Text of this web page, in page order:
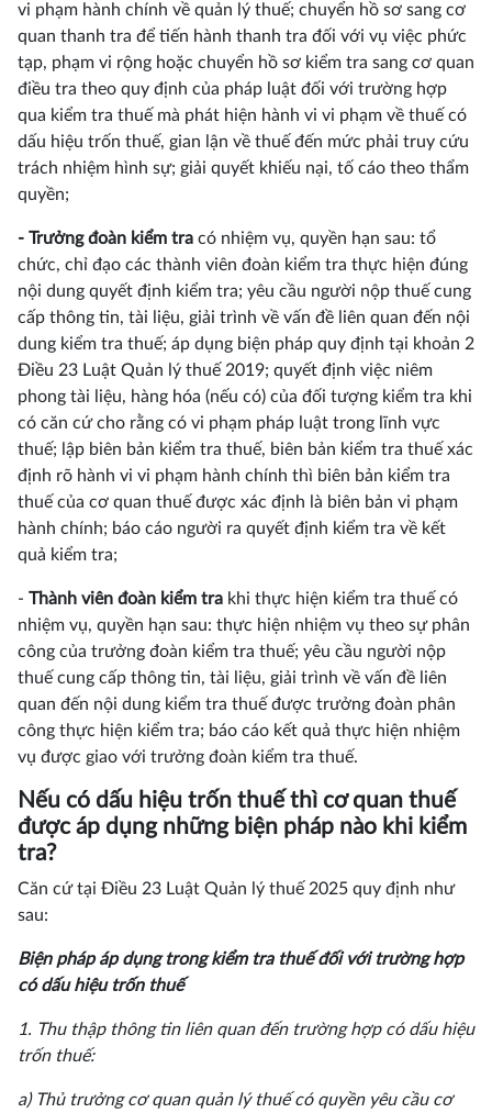
vi phạm hành chính về quản lý thuế; chuyển hồ sơ sang cơ
quan thanh tra để tiến hành thanh tra đối với vụ việc phức
tạp, phạm vi rộng hoặc chuyển hồ sơ kiểm tra sang cơ quan
điều tra theo quy định của pháp luật đối với trường hợp
qua kiểm tra thuế mà phát hiện hành vi vi phạm về thuế có
dấu hiệu trốn thuế, gian lận về thuế đến mức phải truy cứu
trách nhiệm hình sự; giải quyết khiếu nại, tố cáo theo thẩm
quyền;
- Trưởng đoàn kiểm tra có nhiệm vụ, quyền hạn sau: tổ
chức, chỉ đạo các thành viên đoàn kiểm tra thực hiện đúng
nội dung quyết định kiểm tra; yêu cầu người nộp thuế cung
cấp thông tin, tài liệu, giải trình về vấn đề liên quan đến nội
dung kiểm tra thuế; áp dụng biện pháp quy định tại khoản 2
Điều 23 Luật Quản lý thuế 2019; quyết định việc niêm
phong tài liệu, hàng hóa (nếu có) của đối tượng kiểm tra khi
có căn cứ cho rằng có vi phạm pháp luật trong lĩnh vực
thuế; lập biên bản kiểm tra thuế, biên bản kiểm tra thuế xác
định rõ hành vi vi phạm hành chính thì biên bản kiểm tra
thuế của cơ quan thuế được xác định là biên bản vi phạm
hành chính; báo cáo người ra quyết định kiểm tra về kết
quả kiểm tra;
- Thành viên đoàn kiểm tra khi thực hiện kiểm tra thuế có
nhiệm vụ, quyền hạn sau: thực hiện nhiệm vụ theo sự phân
công của trưởng đoàn kiểm tra thuế; yêu cầu người nộp
thuế cung cấp thông tin, tài liệu, giải trình về vấn đề liên
quan đến nội dung kiểm tra thuế được trưởng đoàn phân
công thực hiện kiểm tra; báo cáo kết quả thực hiện nhiệm
vụ được giao với trưởng đoàn kiểm tra thuế.
Nếu có dấu hiệu trốn thuế thì cơ quan thuế
được áp dụng những biện pháp nào khi kiểm
tra?
Căn cứ tại Điều 23 Luật Quản lý thuế 2025 quy định như
sau:
Biện pháp áp dụng trong kiểm tra thuế đối với trường hợp
có dấu hiệu trốn thuế
1. Thu thập thông tin liên quan đến trường hợp có dấu hiệu
trốn thuế:
a) Thủ trưởng cơ quan quản lý thuế có quyền yêu cầu cơ